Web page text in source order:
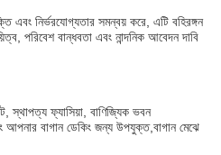
এবং নির্ভরযোগ্যতার সমন্বয় করে, এটি বহিরঙ্গন
পরিবেশ বান্ধবতা এবং নান্দনিক আবেদন দাবি
স্থাপত্য ফ্যাসিয়া, বাণিজ্যিক ভবন
বাগান ডেকিং জন্য উপযুক্ত,বাগান মেঝে